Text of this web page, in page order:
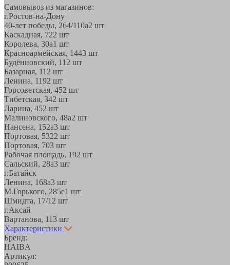
Самовывоз из магазинов:
г.Ростов-на-Дону
40-лет победы, 264/110а2 шт
Каскадная, 722 шт
Королева, 30а1 шт
Красноармейская, 1443 шт
Будённовский, 11 2 шт
Базарная, 11 2 шт
Ленина, 1192 шт
Горсоветская, 452 шт
Тибетская, 342 шт
Ларина, 452 шт
Малиновского, 48а2 шт
Нансена, 152а3 шт
Портовая, 5322 шт
Портовая, 703 шт
Рабочая площадь, 192 шт
Сальский, 28a3 шт
г.Батайск
Ленина, 168а3 шт
М.Горького, 285е1 шт
Шмидта, 17/1 2 шт
г.Аксай
Вартанова, 113 шт
Характеристики
Бренд:
HAIBA
Артикул: